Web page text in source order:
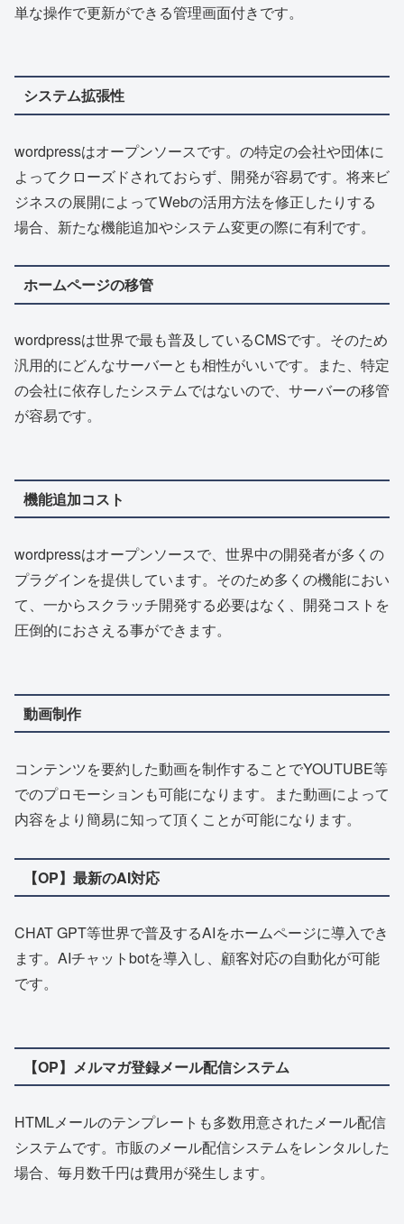
単な操作で更新ができる管理画面付きです。
システム拡張性
wordpressはオープンソースです。の特定の会社や団体に
よってクローズドされておらず、開発が容易です。将来ビ
ジネスの展開によってWebの活用方法を修正したりする
場合、新たな機能追加やシステム変更の際に有利です。
ホームページの移管
wordpressは世界で最も普及しているCMSです。そのため
汎用的にどんなサーバーとも相性がいいです。また、特定
の会社に依存したシステムではないので、サーバーの移管
が容易です。
機能追加コスト
wordpressはオープンソースで、世界中の開発者が多くの
プラグインを提供しています。そのため多くの機能におい
て、一からスクラッチ開発する必要はなく、開発コストを
圧倒的におさえる事ができます。
動画制作
コンテンツを要約した動画を制作することでYOUTUBE等
でのプロモーションも可能になります。また動画によって
内容をより簡易に知って頂くことが可能になります。
【OP】最新のAI対応
CHAT GPT等世界で普及するAIをホームページに導入でき
ます。AIチャットbotを導入し、顧客対応の自動化が可能
です。
【OP】メルマガ登録メール配信システム
HTMLメールのテンプレートも多数用意されたメール配信
システムです。市販のメール配信システムをレンタルした
場合、毎月数千円は費用が発生します。